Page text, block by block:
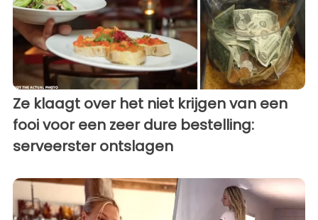
Ze klaagt over het niet krijgen van een
fooi voor een zeer dure bestelling:
serveerster ontslagen